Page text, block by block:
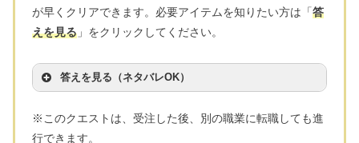
が早くクリアできます。必要アイテムを知りたい方は「答
えを見る 」をクリックしてください。
答えを見る（ネタバレOK）
※このクエストは、受注した後、別の職業に転職しても進
行できます。